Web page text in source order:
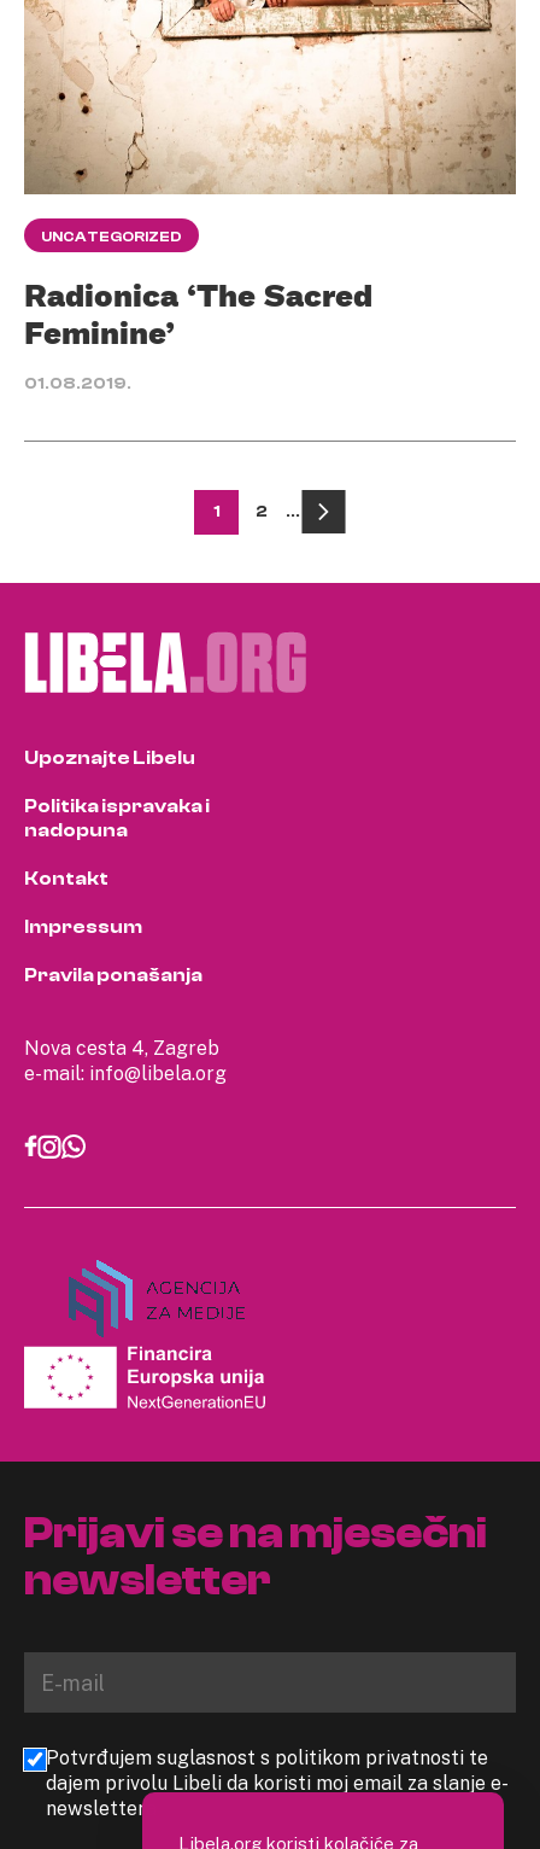
UNCATEGORIZED
Radionica ‘The Sacred
Feminine’
01.08.2019.
pagination
1 2 …
Nova cesta 4, Zagreb
e-mail: info@libela.org
Upoznajte Libelu
Politika ispravaka i
nadopuna
Kontakt
Impressum
Pravila ponašanja
Prijavi se na mjesečni
newsletter
Potvrđujem suglasnost s politikom privatnosti te
dajem privolu Libeli da koristi moj email za slanje e-
newslettera
Libela.org koristi kolačiće za